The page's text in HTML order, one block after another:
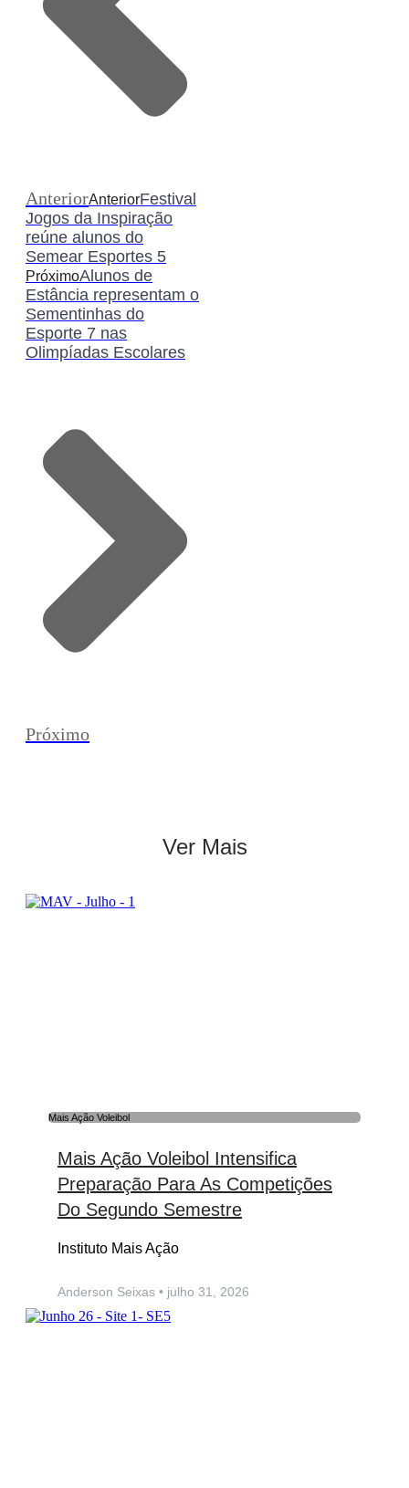
AnteriorAnteriorFestival
Jogos da Inspiração
reúne alunos do
Semear Esportes 5
PróximoAlunos de
Estância representam o
Sementinhas do
Esporte 7 nas
Olimpíadas Escolares
Próximo
Ver Mais
Mais Ação Voleibol
Mais Ação Voleibol Intensifica
Preparação Para As Competições
Do Segundo Semestre
Instituto Mais Ação
Anderson Seixas julho 31, 2026